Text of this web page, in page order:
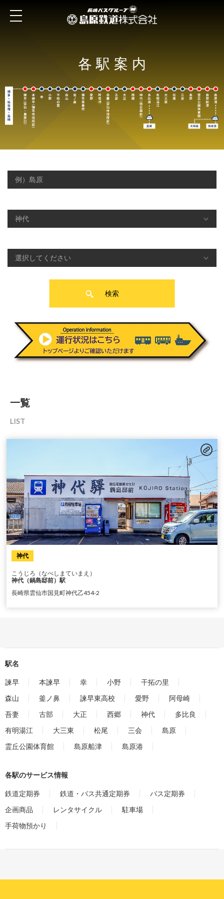
各駅案内
検索
一覧
LIST
神代
こうじろ（なべしまていまえ）
神代（鍋島邸前）駅
長崎県雲仙市国見町神代乙454-2
駅名
諫早 本諫早 幸 小野
干拓の里
森山
釜ノ鼻 諫早東高校 愛野
阿母崎
吾妻
古部 大正 西郷 神代
多比良
有明湯江
大三東 松尾 三会
島原
霊丘公園体育館
島原船津 島原港
各駅のサービス情報
鉄道定期券 鉄道・バス共通定期券
バス定期券
企画商品
レンタサイクル
駐車場
手荷物預かり